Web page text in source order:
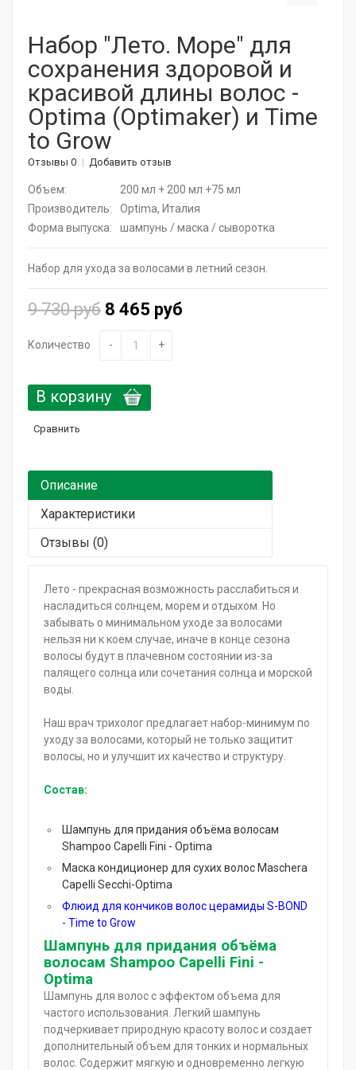
Корейская косметика
Актуальная косметика для лица и тела
Натуральные растительные средства
Витамины для волос
Дермароллеры
Расчески
Средства для ресниц
SPA - уход для волос
Щадящее окрашивание
Средства для укладки
Подарочный сертификат
Набор "Лето. Море" для
сохранения здоровой и
красивой длины волос -
Optima (Optimaker) и Time
to Grow
Отзывы 0 Добавить отзыв
Объем:
200 мл + 200 мл +75 мл
Производитель:
Optima, Италия
Форма выпуска:
шампунь / маска / сыворотка
Набор для ухода за волосами в летний сезон.
9 730 руб 8 465 руб
Количество - +
В корзину
Сравнить
Описание
Характеристики
Отзывы (0)
Лето - прекрасная возможность расслабиться и
насладиться солнцем, морем и отдыхом. Но
забывать о минимальном уходе за волосами
нельзя ни к коем случае, иначе в конце сезона
волосы будут в плачевном состоянии из-за
палящего солнца или сочетания солнца и морской
воды.
Наш врач трихолог предлагает набор-минимум по
уходу за волосами, который не только защитит
волосы, но и улучшит их качество и структуру.
Состав:
Шампунь для придания объёма волосам
Shampoo Capelli Fini - Optima
Маска кондиционер для сухих волос Maschera
Capelli Secchi-Optima
Флюид для кончиков волос церамиды S-BOND
- Time to Grow
Шампунь для придания объёма
волосам Shampoo Capelli Fini -
Optima
Шампунь для волос с эффектом объема для
частого использования. Легкий шампунь
подчеркивает природную красоту волос и создает
дополнительный объем для тонких и нормальных
волос. Содержит мягкую и одновременно легкую